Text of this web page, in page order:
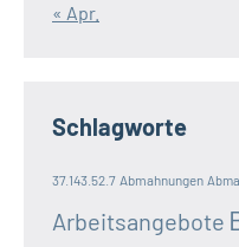
« Apr.
Schlagworte
37.143.52.7 Abmahnungen
Arbeitsangebote